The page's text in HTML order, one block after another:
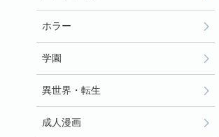
ホラー
学園
異世界・転生
成人漫画